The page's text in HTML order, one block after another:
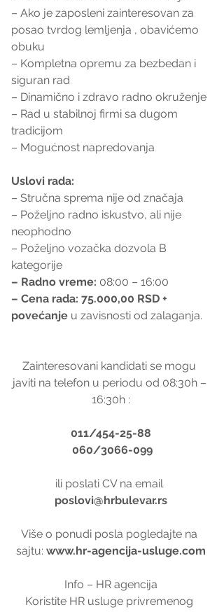
– Ako je zaposleni zainteresovan za
posao tvrdog lemljenja , obavićemo
obuku
– Kompletna opremu za bezbedan i
siguran rad
– Dinamično i zdravo radno okruženje
– Rad u stabilnoj firmi sa dugom
tradicijom
– Mogućnost napredovanja
Uslovi rada:
– Stručna sprema nije od značaja
– Poželjno radno iskustvo, ali nije
neophodno
– Poželjno vozačka dozvola B
kategorije
– Radno vreme: 08:00 – 16:00
– Cena rada: 75.000,00 RSD +
povećanje u zavisnosti od zalaganja.
Zainteresovani kandidati se mogu
javiti na telefon u periodu od 08:30h –
16:30h :
011/454-25-88
060/3066-099
ili poslati CV na email
poslovi@hrbulevar.rs
Više o ponudi posla pogledajte na
sajtu: www.hr-agencija-usluge.com
Info – HR agencija
Koristite HR usluge privremenog